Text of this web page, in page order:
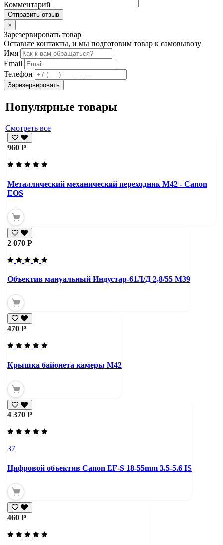
Комментарий
Отправить отзыв
×
Зарезервировать товар
Оставьте контакты, и мы подготовим товар к самовывозу
Имя
Email
Телефон
Зарезервировать
Популярные товары
Смотреть все
960 Р
Металлический механический переходник M42 - Canon
EOS
2 070 Р
Объектив мануальный Индустар-61Л/Д 2,8/55 М39
470 Р
Крышка байонета камеры М42
4 370 Р
37
Цифровой объектив Canon EF-S 18-55mm 3.5-5.6 IS
460 Р